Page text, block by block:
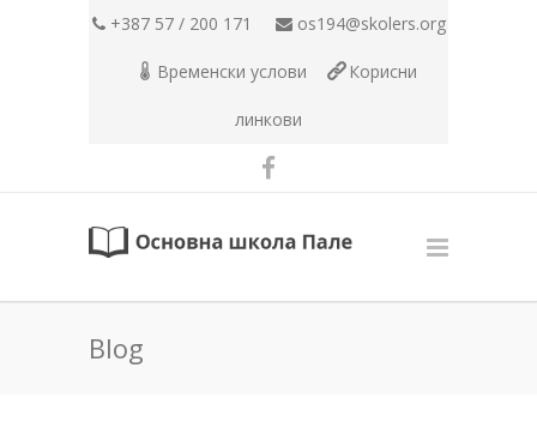
+387 57 / 200 171 os194@skolers.org
Временски услови Корисни
линкови
Blog